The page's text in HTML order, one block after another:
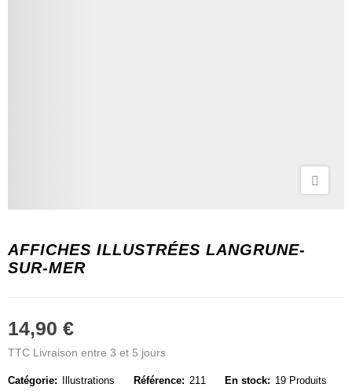
AFFICHES ILLUSTRÉES LANGRUNE-
SUR-MER
14,90 €
TTC Livraison entre 3 et 5 jours
Catégorie: Illustrations Référence: 211 En stock: 19 Produits